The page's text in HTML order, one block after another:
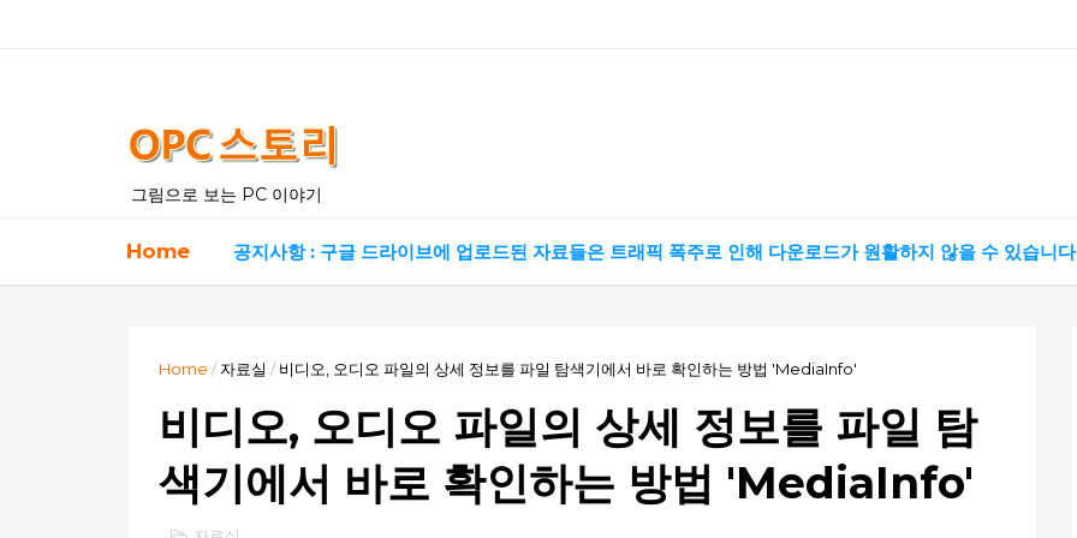
그림으로 보는 PC 이야기
Home 공지사항 : 구글 드라이브에 업로드된 자료들은 트래픽 폭주로 인해 다운로드가 원활하지 않을 수 있습니
Home /자료실 / 비디오, 오디오 파일의 상세 정보를 파일 탐색기에서 바로 확인하는 방법 'MediaInfo'
비디오, 오디오 파일의 상세 정보를 파일 탐
색기에서 바로 확인하는 방법 'MediaInfo'